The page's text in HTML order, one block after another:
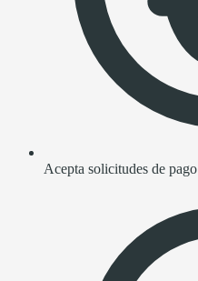
Acepta solicitudes de pago